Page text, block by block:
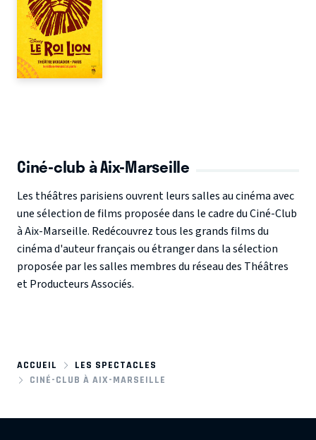
Ciné-club à Aix-Marseille
Les théâtres parisiens ouvrent leurs salles au cinéma avec
une sélection de films proposée dans le cadre du Ciné-Club
à Aix-Marseille. Redécouvrez tous les grands films du
cinéma d'auteur français ou étranger dans la sélection
proposée par les salles membres du réseau des Théâtres
et Producteurs Associés.
ACCUEIL
LES SPECTACLES
CINÉ-CLUB À AIX-MARSEILLE